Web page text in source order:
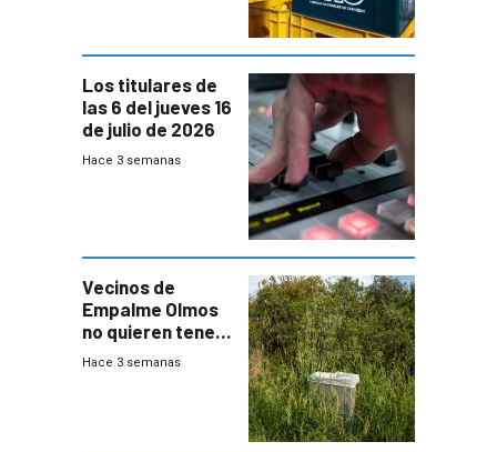
Los titulares de
las 6 del jueves 16
de julio de 2026
Hace 3 semanas
Vecinos de
Empalme Olmos
no quieren tener
cerca una planta
Hace 3 semanas